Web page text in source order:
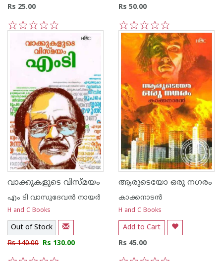
Rs 25.00 Rs 50.00
5
4
3
2
1
വാക്കുകളുടെ വിസ്മയം
എം ടി വാസുദേവന്‍ നായര്‍
H and C Books
Out of Stock
Rs 140.00 Rs 130.00
ആരുടെയോ ഒരു നഗരം
കാക്കനാടന്‍
H and C Books
Add to Cart
Rs 45.00